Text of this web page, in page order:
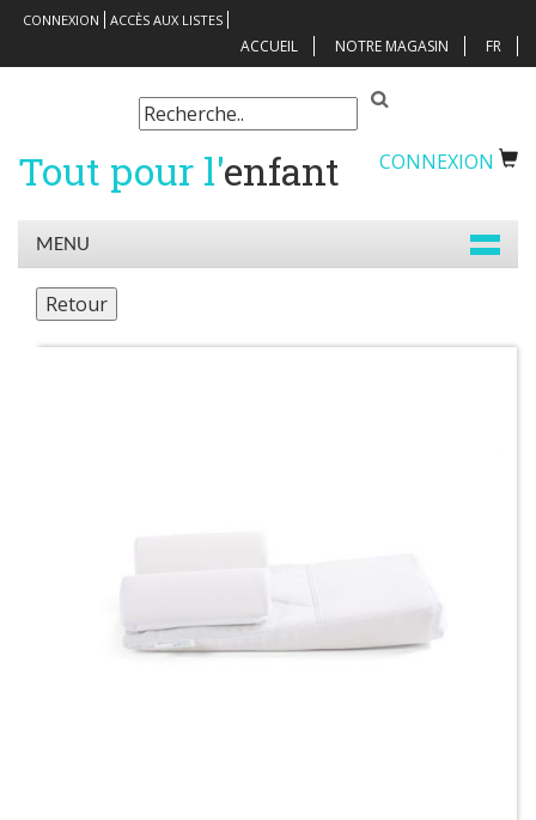
CONNEXION ACCÈS AUX LISTES
ACCUEIL NOTRE MAGASIN FR
Tout pour l'enfant CONNEXION
MENU